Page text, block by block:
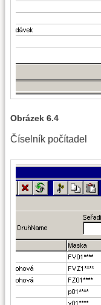
Obrázek 6.4
Číselník počítadel